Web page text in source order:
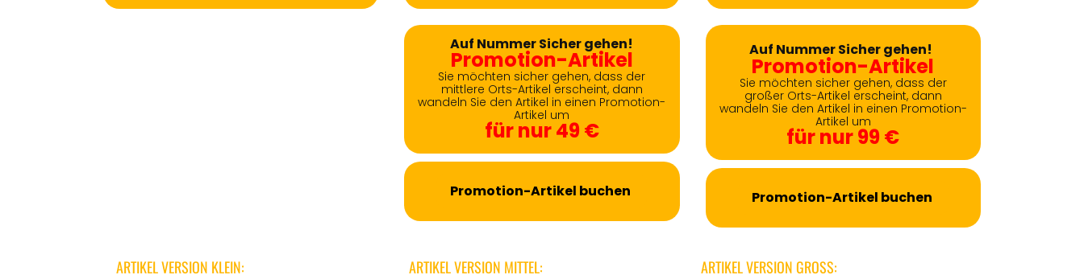
Auf Nummer Sicher gehen!
Promotion-Artikel
Sie möchten sicher gehen, dass der
mittlere Orts-Artikel erscheint, dann
wandeln Sie den Artikel in einen Promotion-
Artikel um
für nur 49 €
Promotion-Artikel buchen
Auf Nummer Sicher gehen!
Promotion-Artikel
Sie möchten sicher gehen, dass der
großer Orts-Artikel erscheint, dann
wandeln Sie den Artikel in einen Promotion-
Artikel um
für nur 99 €
Promotion-Artikel buchen
ARTIKEL VERSION KLEIN: ARTIKEL VERSION MITTEL: ARTIKEL VERSION GROSS: